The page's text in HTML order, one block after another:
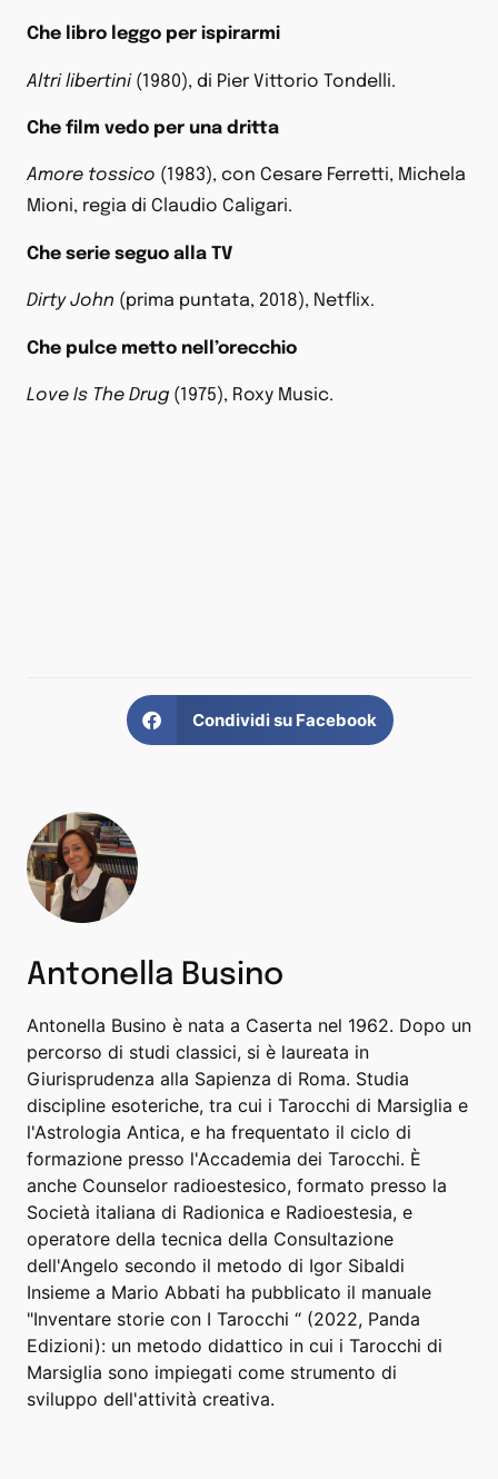
Che libro leggo per ispirarmi
Altri libertini (1980), di Pier Vittorio Tondelli.
Che film vedo per una dritta
Amore tossico (1983), con Cesare Ferretti, Michela
Mioni, regia di Claudio Caligari.
Che serie seguo alla TV
Dirty John (prima puntata, 2018), Netflix.
Che pulce metto nell’orecchio
Love Is The Drug (1975), Roxy Music.
Condividi su Facebook
Antonella Busino
Antonella Busino è nata a Caserta nel 1962. Dopo un
percorso di studi classici, si è laureata in
Giurisprudenza alla Sapienza di Roma. Studia
discipline esoteriche, tra cui i Tarocchi di Marsiglia e
l'Astrologia Antica, e ha frequentato il ciclo di
formazione presso l'Accademia dei Tarocchi. È
anche Counselor radioestesico, formato presso la
Società italiana di Radionica e Radioestesia, e
operatore della tecnica della Consultazione
dell'Angelo secondo il metodo di Igor Sibaldi
Insieme a Mario Abbati ha pubblicato il manuale
"Inventare storie con I Tarocchi “ (2022, Panda
Edizioni): un metodo didattico in cui i Tarocchi di
Marsiglia sono impiegati come strumento di
sviluppo dell'attività creativa.